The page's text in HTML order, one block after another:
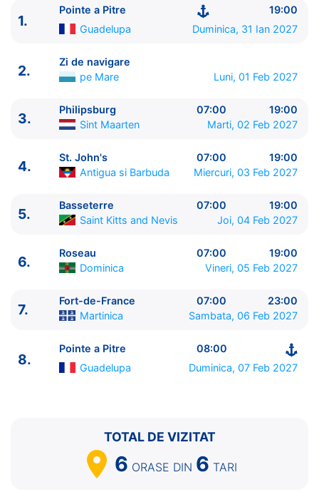
Sosire pe 07 Feb 2027 in Pointe a Pitre, Guadelupa
MSC World Europa★★★★★
Ziua | Portul | Sosire - Plecare
----------------------------------------
Zi de navigare pe Mare
0:00 - 0:00
3.
Philipsburg Sint Maarten
07:00 - 19:00
5.
Basseterre Saint Kitts and Nevis 07:00 - 19:00
6.
Dominica
07:00 - 19:00
1.
Pointe a Pitre
19:00
Guadelupa
Duminica, 31 Ian 2027
2.
Zi de navigare
pe Mare
Luni, 01 Feb 2027
3.
Philipsburg 07:00
19:00
Sint Maarten
Marti, 02 Feb 2027
4.
St. John's 07:00
19:00
Antigua si Barbuda
Miercuri, 03 Feb 2027
5.
Basseterre 07:00
19:00
Saint Kitts and Nevis
Joi, 04 Feb 2027
6.
Roseau 07:00
19:00
Dominica
Vineri, 05 Feb 2027
7.
Fort-de-France 07:00
23:00
Martinica
Sambata, 06 Feb 2027
8.
Pointe a Pitre
08:00
Guadelupa
Duminica, 07 Feb 2027
TOTAL DE VIZITAT
6 ORASE DIN 6 TARI